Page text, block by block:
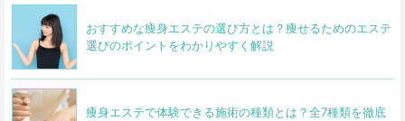
おすすめな痩身エステの選び方とは？痩せるためのエステ
選びのポイントをわかりやすく解説
痩身エステで体験できる施術の種類とは？全7種類を徹底